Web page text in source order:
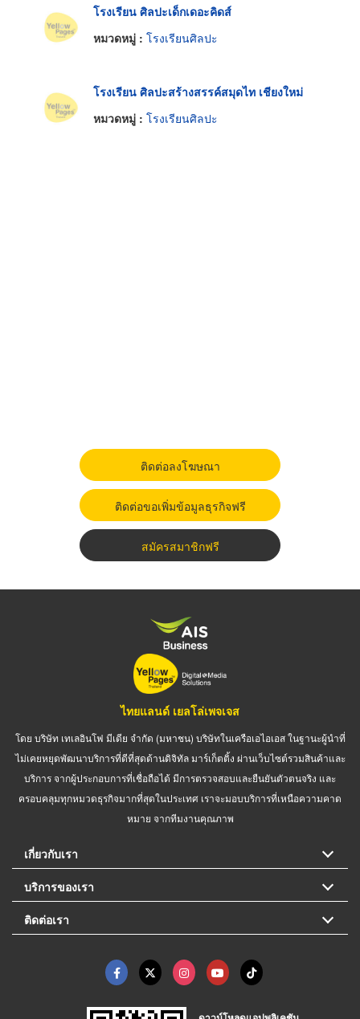
โรงเรียน ศิลปะเด็กเดอะคิดส์
หมวดหมู่ : โรงเรียนศิลปะ
โรงเรียน ศิลปะสร้างสรรค์สมุดไท เชียงใหม่
หมวดหมู่ : โรงเรียนศิลปะ
ติดต่อลงโฆษณา
ติดต่อขอเพิ่มข้อมูลธุรกิจฟรี
สมัครสมาชิกฟรี
ไทยแลนด์ เยลโล่เพจเจส
โดย บริษัท เทเลอินโฟ มีเดีย จำกัด (มหาชน) บริษัทในเครือเอไอเอส ในฐานะผู้นำที่
ไม่เคยหยุดพัฒนาบริการที่ดีที่สุดด้านดิจิทัล มาร์เก็ตติ้ง ผ่านเว็บไซต์รวมสินค้าและ
บริการ จากผู้ประกอบการที่เชื่อถือได้ มีการตรวจสอบและยืนยันตัวตนจริง และ
ครอบคลุมทุกหมวดธุรกิจมากที่สุดในประเทศ เราจะมอบบริการที่เหนือความคาด
หมาย จากทีมงานคุณภาพ
เกี่ยวกับเรา
บริการของเรา
ติดต่อเรา